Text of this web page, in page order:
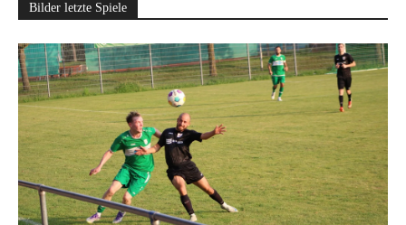
Bilder letzte Spiele